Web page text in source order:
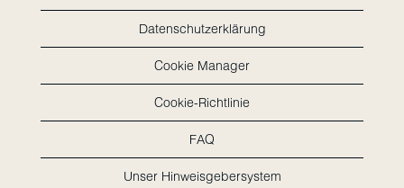
Datenschutzerklärung
Cookie Manager
Cookie-Richtlinie
FAQ
Unser Hinweisgebersystem